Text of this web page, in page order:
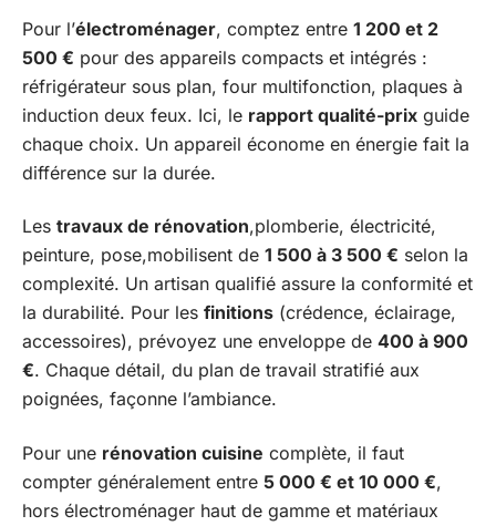
Pour l’électroménager, comptez entre 1 200 et 2
500 € pour des appareils compacts et intégrés :
réfrigérateur sous plan, four multifonction, plaques à
induction deux feux. Ici, le rapport qualité-prix guide
chaque choix. Un appareil économe en énergie fait la
différence sur la durée.
Les travaux de rénovation,plomberie, électricité,
peinture, pose,mobilisent de 1 500 à 3 500 € selon la
complexité. Un artisan qualifié assure la conformité et
la durabilité. Pour les finitions (crédence, éclairage,
accessoires), prévoyez une enveloppe de 400 à 900
€. Chaque détail, du plan de travail stratifié aux
poignées, façonne l’ambiance.
Pour une rénovation cuisine complète, il faut
compter généralement entre 5 000 € et 10 000 €,
hors électroménager haut de gamme et matériaux